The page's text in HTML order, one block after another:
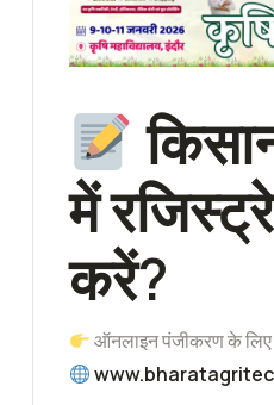
में
करें?
ऑनलाइन पंजीकरण के लिए